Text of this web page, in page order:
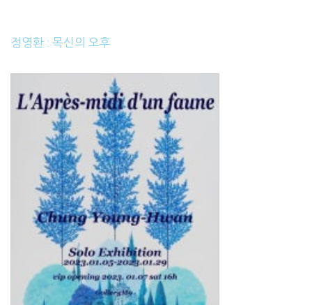
정영환 : 목신의 오후